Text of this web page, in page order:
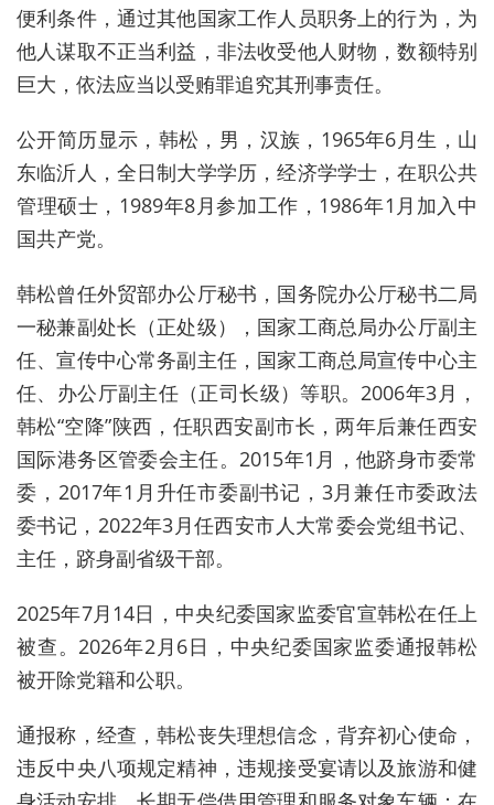
便利条件，通过其他国家工作人员职务上的行为，为
他人谋取不正当利益，非法收受他人财物，数额特别
巨大，依法应当以受贿罪追究其刑事责任。
公开简历显示，韩松，男，汉族，1965年6月生，山
东临沂人，全日制大学学历，经济学学士，在职公共
管理硕士，1989年8月参加工作，1986年1月加入中
国共产党。
韩松曾任外贸部办公厅秘书，国务院办公厅秘书二局
一秘兼副处长（正处级），国家工商总局办公厅副主
任、宣传中心常务副主任，国家工商总局宣传中心主
任、办公厅副主任（正司长级）等职。2006年3月，
韩松“空降”陕西，任职西安副市长，两年后兼任西安
国际港务区管委会主任。2015年1月，他跻身市委常
委，2017年1月升任市委副书记，3月兼任市委政法
委书记，2022年3月任西安市人大常委会党组书记、
主任，跻身副省级干部。
2025年7月14日，中央纪委国家监委官宣韩松在任上
被查。2026年2月6日，中央纪委国家监委通报韩松
被开除党籍和公职。
通报称，经查，韩松丧失理想信念，背弃初心使命，
违反中央八项规定精神，违规接受宴请以及旅游和健